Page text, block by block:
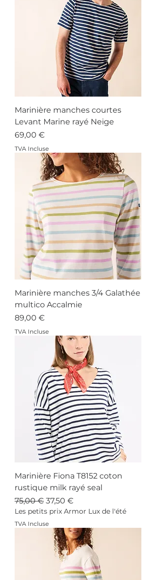
Marinière manches courtes
Levant Marine rayé Neige
Prix
69,00 €
TVA Incluse
Marinière manches 3/4 Galathée
multico Accalmie
Prix
89,00 €
TVA Incluse
Marinière Fiona T8152 coton
rustique milk rayé seal
Prix original
75,00 € Prix promotionnel
37,50 €
Les petits prix Armor Lux de l'été
TVA Incluse